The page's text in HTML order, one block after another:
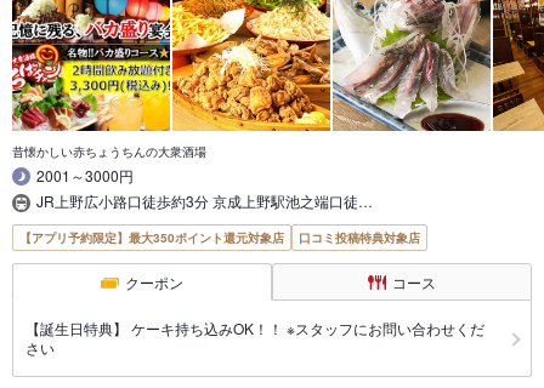
昔懐かしい赤ちょうちんの大衆酒場
2001～3000円
JR上野広小路口徒歩約3分 京成上野駅池之端口徒…
【アプリ予約限定】最大350ポイント還元対象店 口コミ投稿特典対象店
クーポン コース
【誕生日特典】 ケーキ持ち込みOK！！ ※スタッフにお問い合わせくだ
さい